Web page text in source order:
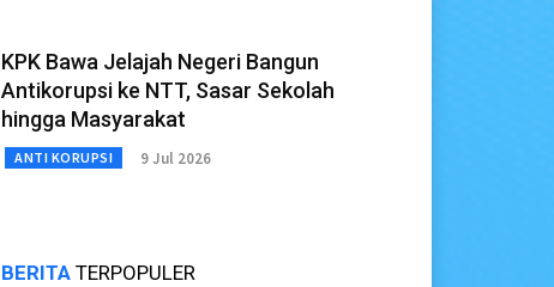
KPK Bawa Jelajah Negeri Bangun
Antikorupsi ke NTT, Sasar Sekolah
hingga Masyarakat
ANTI KORUPSI 9 Jul 2026
BERITA TERPOPULER